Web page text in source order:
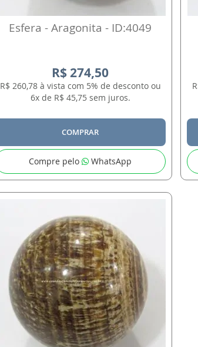
Esfera - Aragonita - ID:4049
R$ 274,50
R$ 260,78 à vista com 5% de desconto ou
6x de R$ 45,75 sem juros.
COMPRAR
Compre pelo WhatsApp